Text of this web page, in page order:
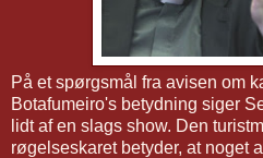
På et spørgsmål fra avisen om
Botafumeiro's betydning siger
lidt af en slags show. Den
røgelseskaret betyder, at noget